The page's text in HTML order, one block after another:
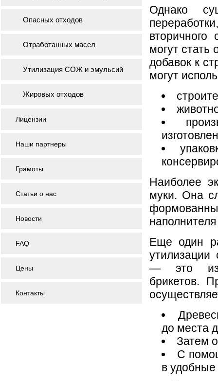
Однако
могут стать
добавок к
могут
Наиболее
муки. Она
Еще один
утилизации
— это
брикетов.
до места
Затем
С
в
Опасных отходов
Отработанных масел
Утилизация СОЖ и эмульсий
Жировых отходов
Лицензии
Наши партнеры
Грамоты
Статьи о нас
Новости
FAQ
Цены
Контакты